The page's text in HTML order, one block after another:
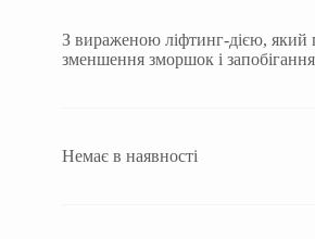
З вираженою ліфтинг-дією, який
зменшення зморшок і
Немає в наявності